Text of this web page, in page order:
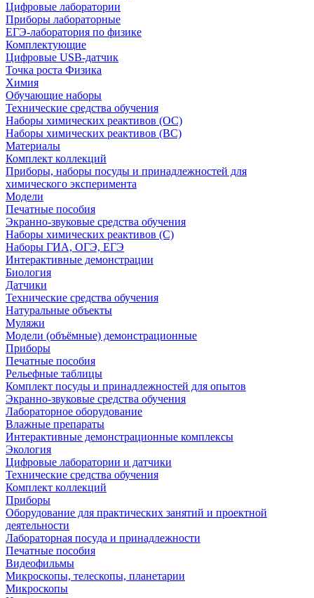
Цифровые лаборатории
Приборы лабораторные
ЕГЭ-лаборатория по физике
Комплектующие
Цифровые USB-датчик
Точка роста Физика
Химия
Обучающие наборы
Технические средства обучения
Наборы химических реактивов (ОС)
Наборы химических реактивов (ВС)
Материалы
Комплект коллекций
Приборы, наборы посуды и принадлежностей для
химического эксперимента
Модели
Печатные пособия
Экранно-звуковые средства обучения
Наборы химических реактивов (С)
Наборы ГИА, ОГЭ, ЕГЭ
Интерактивные демонстрации
Биология
Датчики
Технические средства обучения
Натуральные объекты
Муляжи
Модели (объёмные) демонстрационные
Приборы
Печатные пособия
Рельефные таблицы
Комплект посуды и принадлежностей для опытов
Экранно-звуковые средства обучения
Лабораторное оборудование
Влажные препараты
Интерактивные демонстрационные комплексы
Экология
Цифровые лаборатории и датчики
Технические средства обучения
Комплект коллекций
Приборы
Оборудование для практических занятий и проектной
деятельности
Лабораторная посуда и принадлежности
Печатные пособия
Видеофильмы
Микроскопы, телескопы, планетарии
Микроскопы